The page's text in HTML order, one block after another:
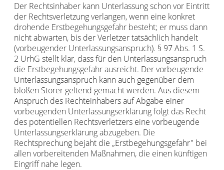
Der Rechtsinhaber kann Unterlassung schon vor Eintritt
der Rechtsverletzung verlangen, wenn eine konkret
drohende Erstbegehungsgefahr besteht; er muss dann
nicht abwarten, bis der Verletzer tatsächlich handelt
(vorbeugender Unterlassungsanspruch). § 97 Abs. 1 S.
2 UrhG stellt klar, dass für den Unterlassungsanspruch
die Erstbegehungsgefahr ausreicht. Der vorbeugende
Unterlassungsanspruch kann auch gegenüber dem
bloßen Störer geltend gemacht werden. Aus diesem
Anspruch des Rechteinhabers auf Abgabe einer
vorbeugenden Unterlassungserklärung folgt das Recht
des potentiellen Rechtsverletzers eine vorbeugende
Unterlassungserklärung abzugeben. Die
Rechtsprechung bejaht die „Erstbegehungsgefahr" bei
allen vorbereitenden Maßnahmen, die einen künftigen
Eingriff nahe legen.